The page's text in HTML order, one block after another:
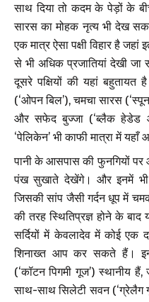
साथ दिया तो कदम के पेड़ों के
सारस का मोहक नृत्य भी देख
एक मात्र ऐसा पक्षी विहार है जहां
से भी अधिक प्रजातियां देखी
दूसरे पक्षियों की यहां बहुतायत
(‘ओपन बिल’), चमचा सारस
और सफेद बुज्जा (‘ब्लैक हेडेड
‘पेलिकेन’ भी काफी मात्रा में यहाँ
पानी के आसपास की फुनगियों
पंख सुखाते देखेंगे। और इनमें भी
जिसकी सांप जैसी गर्दन धूप में
की तरह स्थितिप्रज्ञ होने के
सर्दियों में केवलादेव में कोई एक
शिनाख्त आप कर सकते हैं।
(‘कॉटन पिगमी गूज’) स्थानीय
साथ-साथ सिलेटी सवन (‘ग्रेलैग